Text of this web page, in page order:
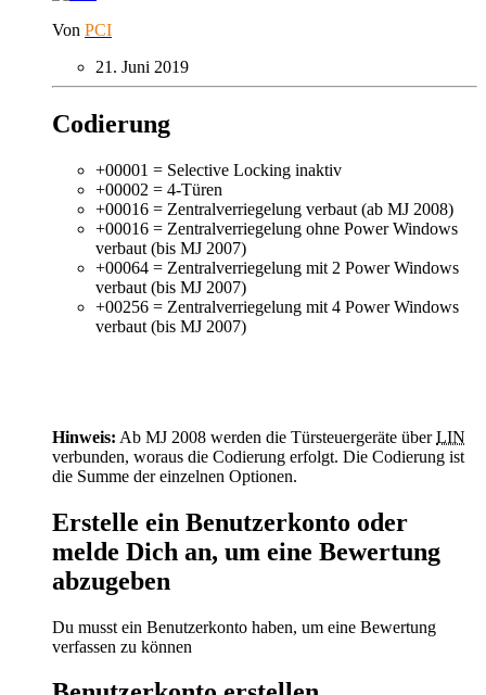
Von PCI
21. Juni 2019
Codierung
+00001 = Selective Locking inaktiv
+00002 = 4-Türen
+00016 = Zentralverriegelung verbaut (ab MJ 2008)
+00016 = Zentralverriegelung ohne Power Windows
verbaut (bis MJ 2007)
+00064 = Zentralverriegelung mit 2 Power Windows
verbaut (bis MJ 2007)
+00256 = Zentralverriegelung mit 4 Power Windows
verbaut (bis MJ 2007)
Hinweis: Ab MJ 2008 werden die Türsteuergeräte überLIN
verbunden, woraus die Codierung erfolgt. Die Codierung ist
die Summe der einzelnen Optionen.
Erstelle ein Benutzerkonto oder
melde Dich an, um eine Bewertung
abzugeben
Du musst ein Benutzerkonto haben, um eine Bewertung
verfassen zu können